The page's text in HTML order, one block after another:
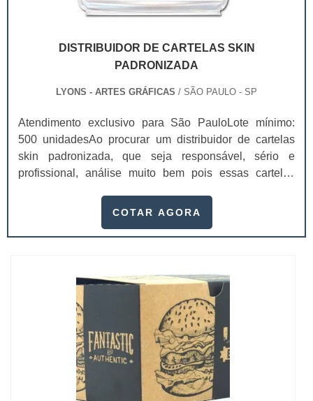
DISTRIBUIDOR DE CARTELAS SKIN
PADRONIZADA
LYONS - ARTES GRÁFICAS / SÃO PAULO - SP
Atendimento exclusivo para São PauloLote mínimo:
500 unidadesAo procurar um distribuidor de cartelas
skin padronizada, que seja responsável, sério e
profissional, análise muito bem pois essas cartelas
produto.A busca por empresas sérias para adquirir esse
podem assegurar aos clientes características pontuais
COTAR AGORA